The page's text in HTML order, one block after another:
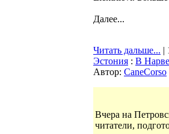
Далее...
Читать дальше... |
Эстония : В
Автор: CaneCorso
Вчера на
читатели,